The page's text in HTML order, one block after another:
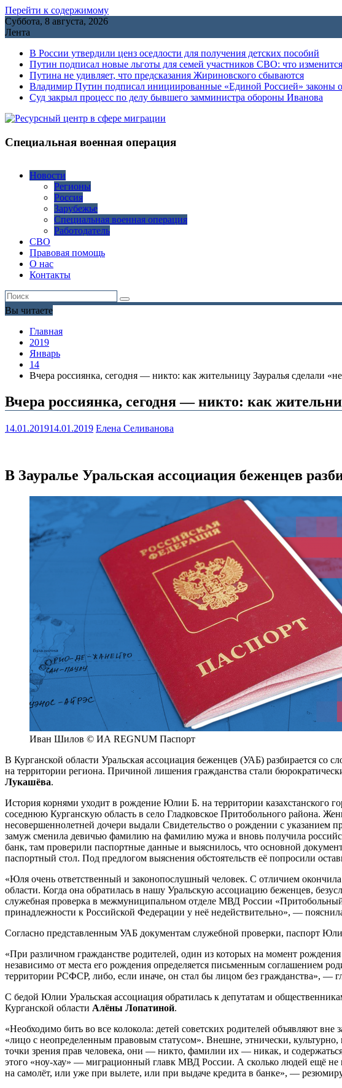
Перейти к содержимому
Суббота, 8 августа, 2026
Лента
В России утвердили ценз оседлости для получения детских пособий
Путин подписал новые льготы для семей участников СВО: что изменится
Путина не удивляет, что предсказания Жириновского сбываются
Владимир Путин подписал инициированные «Единой Россией» законы о
Cуд закрыл процесс по делу бывшего замминистра обороны Иванова
Специальная военная операция
Новости
Регионы
Россия
Зарубежье
Специальная военная операция
Работодатель
СВО
Правовая помощь
О нас
Контакты
Вы читаете
Главная
2019
Январь
14
Вчера россиянка, сегодня — никто: как жительницу Зауралья сделали
Вчера россиянка, сегодня — никто: как
14.01.201914.01.2019 Елена Селиванова
В Зауралье Уральская ассоциация беженцев
Иван Шилов © ИА REGNUM Паспорт
В Курганской области Уральская ассоциация беженцев (УАБ) разбирается
на территории региона. Причиной лишения гражданства стали
Лукашёва.
История корнями уходит в рождение Юлии Б. на территории казахстанского
соседнюю Курганскую область в село Гладковское Притобольного района.
несовершеннолетней дочери выдали Свидетельство о рождении с
замуж сменила девичью фамилию на фамилию мужа и вновь получила
банк, там проверили паспортные данные и выяснилось, что основной
паспортный стол. Под предлогом выяснения обстоятельств её попросили
«Юля очень ответственный и законопослушный человек. С отличием
области. Когда она обратилась в нашу Уральскую ассоциацию беженцев,
служебная проверка в межмуниципальном отделе МВД России
принадлежности к Российской Федерации у неё недействительно», —
Согласно представленным УАБ документам служебной проверки, паспорт
«При различном гражданстве родителей, один из которых на момент
независимо от места его рождения определяется письменным соглашением
территории РСФСР, либо, если иначе, он стал бы лицом без гражданства», —
С бедой Юлии Уральская ассоциация обратилась к депутатам и
Курганской области Алёны Лопатиной.
«Необходимо бить во все колокола: детей советских родителей объявляют
«лицо с неопределенным правовым статусом». Внешне, этнически,
точки зрения прав человека, они — никто, фамилии их — никак, и
этого «ноу-хау» — миграционный главк МВД России. А сколько людей ещё не
на самолёт, или уже при вылете, или при выдаче кредита в банке», —